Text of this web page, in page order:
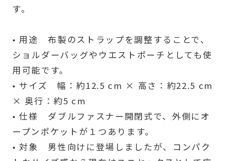
す。
• 用途 布製のストラップを調整することで、
ショルダーバッグやウエストポーチとしても使
用可能です。
• サイズ 幅：約12.5 cm × 高さ：約22.5 cm
× 奥行：約5 cm
• 仕様 ダブルファスナー開閉式で、外側にオ
ープンポケットが１つあります。
• 対象 男性向けに登場しましたが、コンパク